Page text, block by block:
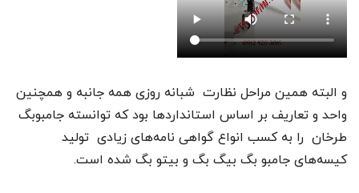
و البته همین مراحل نظارت شبانه روزی همه جانبه و همچنین
واحد و تعاریف بر اساس استانداردها بود که توانسته جامبوبگ
طرخان را به کسب انواع گواهی نامه‌های زیادی تولید
کیسه‌های جامبو بگ بیگ بگ و بیتو بگ شده است.